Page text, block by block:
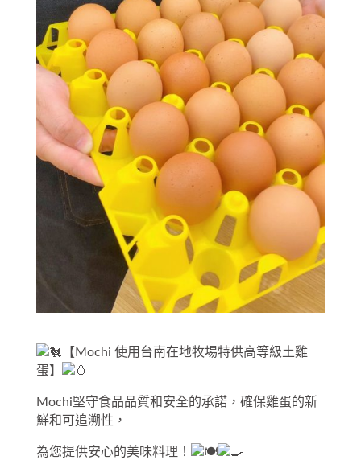
【Mochi 使用台南在地牧場特供高等級土雞
蛋】
Mochi堅守食品品質和安全的承諾，確保雞蛋的新
鮮和可追溯性，
為您提供安心的美味料理！